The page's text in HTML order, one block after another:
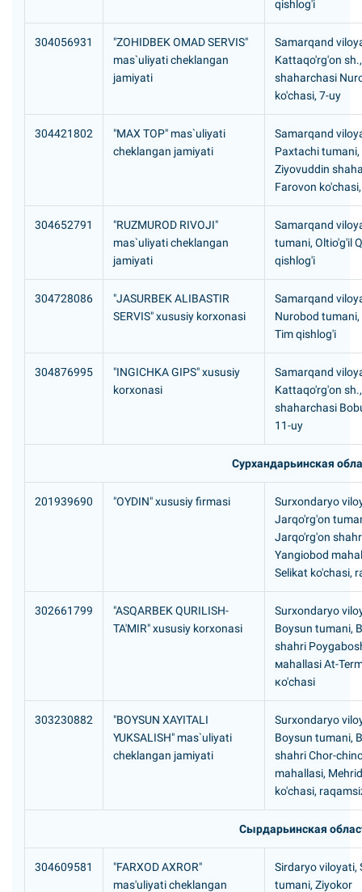
qishlog'i
304056931
"ZOHIDBEK OMAD SERVIS"
mas`uliyati cheklangan
jamiyati
Samarqand
Kattaqo'rg'on
shaharchasi
ko'chasi, 7-uy
304421802
"MAX TOP" mas`uliyati
cheklangan jamiyati
Samarqand
Paxtachi tumani,
Ziyovuddin
Farovon
304652791
"RUZMUROD RIVOJI"
mas`uliyati cheklangan
jamiyati
Samarqand
tumani, Oltio'g'il
qishlog'i
304728086
"JASURBEK ALIBASTIR
SERVIS" xususiy korxonasi
Samarqand
Nurobod tumani,
Tim qishlog'i
304876995
"INGICHKA GIPS" xususiy
korxonasi
Samarqand
Kattaqo'rg'on
shaharchasi
11-uy
Сурхандарьинская
201939690 "OYDIN" xususiy firmasi
Surxondaryo
Jarqo'rg'on
Jarqo'rg'on
Yangiobod
Selikat ko'chasi,
302661799
"ASQARBEK QURILISH-
TA'MIR" xususiy korxonasi
Surxondaryo
Boysun tumani,
shahri
мahallasi Аt-
кo'chasi
303230882
"BOYSUN XAYITALI
YUKSALISH" mas`uliyati
cheklangan jamiyati
Surxondaryo
Boysun tumani,
shahri Chor-
mahallasi,
ko'chasi,
Сырдарьинская
304609581
"FARXOD AXROR"
mas'uliyati cheklangan
Sirdaryo viloyati,
tumani, Ziyokor